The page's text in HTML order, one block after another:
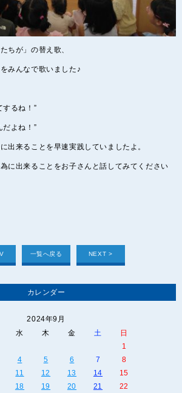
ちが」の替え歌、
みんなで歌いました♪
するね！”
だよね！”
出来ることを早速実践していましたよ。
に出来ることをお子さんと話してみてください
一覧へ戻る NEXT >
カレンダー
2024年9月
水 木 金 土 日
1
4 5 6 7
8
11 12 13 14
15
18 19 20 21
22